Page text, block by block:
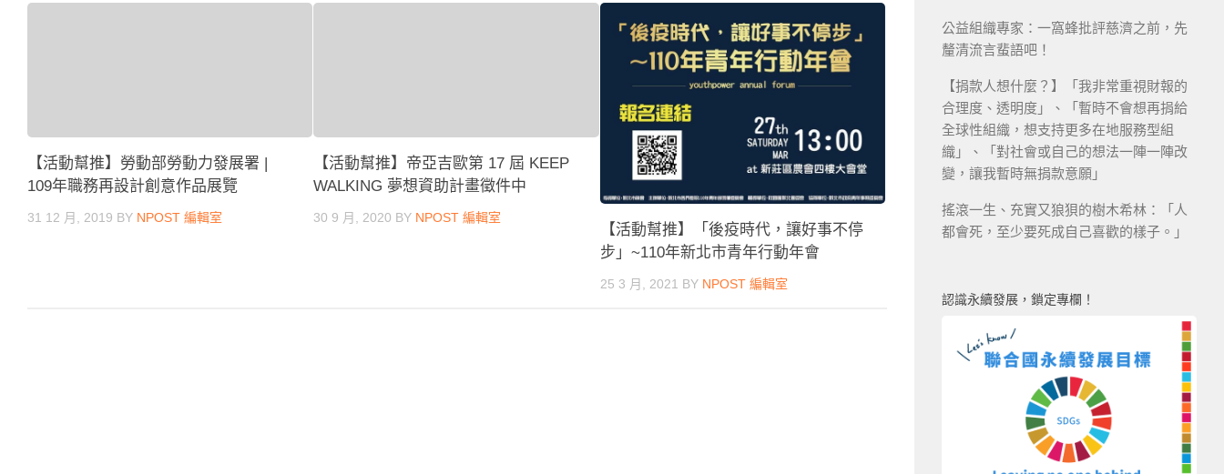
【活動幫推】勞動部勞動力發展署 |
109年職務再設計創意作品展覽
31 12 月, 2019 BY NPOST 編輯室
【活動幫推】帝亞吉歐第 17 屆 KEEP
WALKING 夢想資助計畫徵件中
30 9 月, 2020 BY NPOST 編輯室
【活動幫推】「後疫時代，讓好事不停
步」~110年新北市青年行動年會
25 3 月, 2021 BY NPOST 編輯室
公益組織專家：一窩蜂批評慈濟之前，先
釐清流言蜚語吧！
【捐款人想什麼？】「我非常重視財報的
合理度、透明度」、「暫時不會想再捐給
全球性組織，想支持更多在地服務型組
織」、「對社會或自己的想法一陣一陣改
變，讓我暫時無捐款意願」
搖滾一生、充實又狼狽的樹木希林：「人
都會死，至少要死成自己喜歡的樣子。」
認識永續發展，鎖定專欄！